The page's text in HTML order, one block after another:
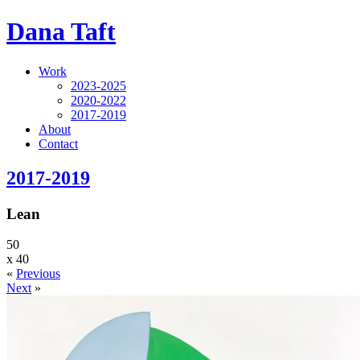
Dana Taft
Work
2023-2025
2020-2022
2017-2019
About
Contact
2017-2019
Lean
50
x 40
« Previous
Next»